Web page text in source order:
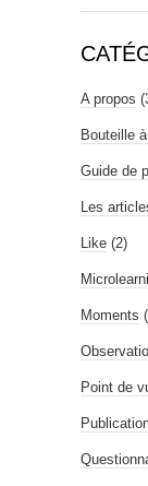
A propos
Bouteille
Guide de
Les
Like (2)
Moments
Point de